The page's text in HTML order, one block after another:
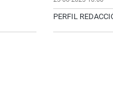
PERFIL